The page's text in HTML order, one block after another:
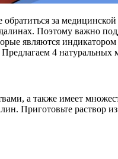
за
Поэтому важно
являются
4
а также имеет
Приготовьте раствор